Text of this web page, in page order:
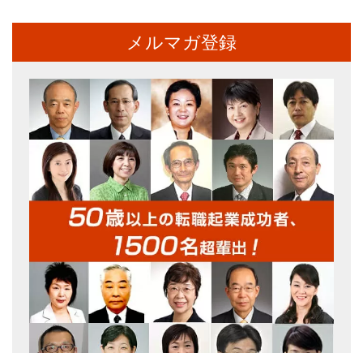
メルマガ登録